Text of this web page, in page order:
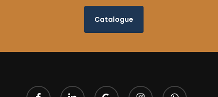
Catalogue
facebook linkedin
google-
instagram whatsapp